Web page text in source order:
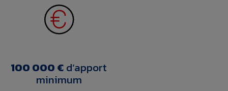
100 000 €d’apport
minimum